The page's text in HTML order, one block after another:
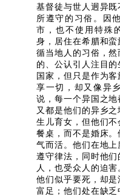
基督徒与世人迥异
所遵守的习俗。因
市，也不使用特殊
身，居住在希腊和
循当地人的习俗，
的、公认引人注目
国家，但只是作为
享一切，却又像异
说，每一个异国之
又都是他们的异乡
生儿育女，但他们
餐桌，而不是婚床
气而活。他们在地
遵守律法，同时他
人，也受众人的迫
他们似乎要死，却
富足；他们处在缺乏